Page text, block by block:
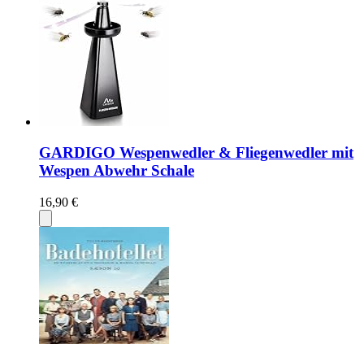
GARDIGO Wespenwedler & Fliegenwedler mit
Wespen Abwehr Schale
16,90 €